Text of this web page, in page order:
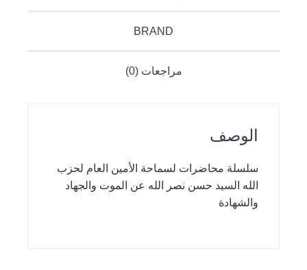
BRAND
مراجعات (0)
الوصف
سلسلة محاضرات لسماحة الأمين العام لحزب
الله السيد حسن نصر الله عن الموت والجهاد
والشهادة